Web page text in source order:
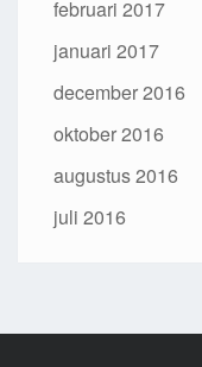
februari 2017
januari 2017
december 2016
oktober 2016
augustus 2016
juli 2016